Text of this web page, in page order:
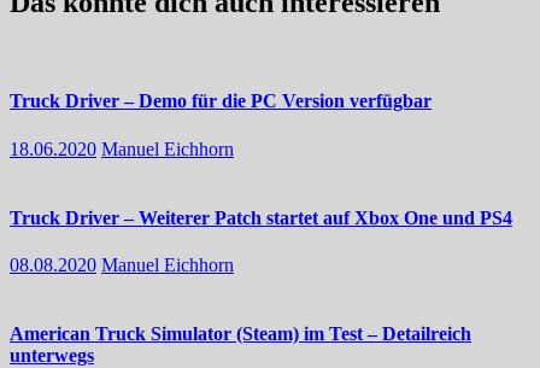
Truck Driver – Demo für die PC Version verfügbar
18.06.2020 Manuel Eichhorn
Truck Driver – Weiterer Patch startet auf Xbox One und PS4
08.08.2020 Manuel Eichhorn
American Truck Simulator (Steam) im Test – Detailreich
unterwegs